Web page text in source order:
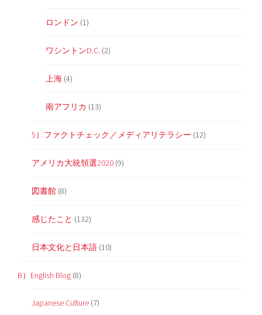
ロンドン (1)
ワシントンD.C. (2)
上海 (4)
南アフリカ (13)
5）ファクトチェック／メディアリテラシー (12)
アメリカ大統領選2020 (9)
図書館 (8)
感じたこと (132)
日本文化と日本語 (10)
B）English Blog (8)
Japanese Culture (7)